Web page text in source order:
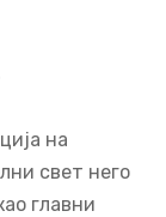
на
свет него
главни